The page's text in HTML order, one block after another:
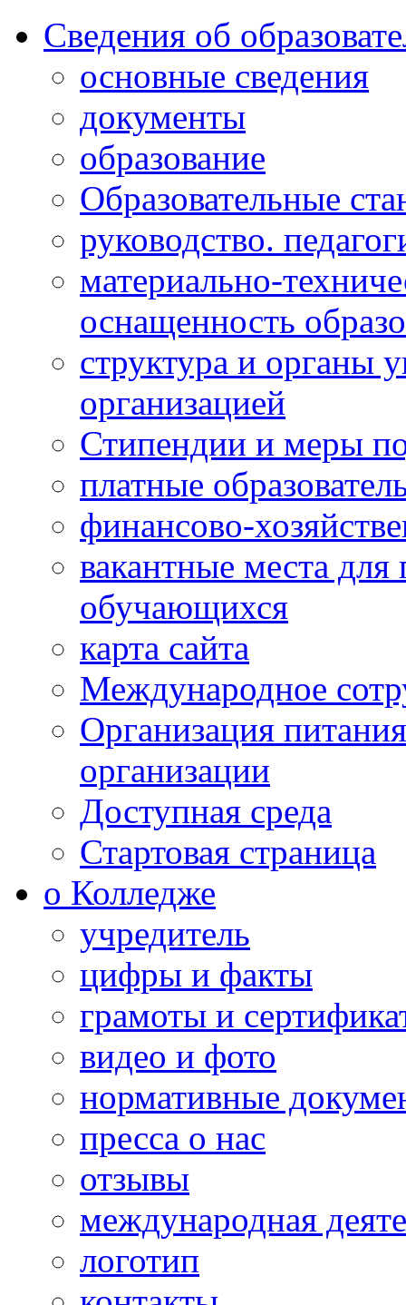
Сведения об
основные сведения
документы
образование
Образовательные
руководство.
материально-
оснащенность
структура и органы
организацией
Стипендии и меры
платные
финансово-
вакантные места
обучающихся
карта сайта
Международное
Организация
организации
Доступная среда
Стартовая страница
о Колледже
учредитель
цифры и факты
грамоты и
видео и фото
нормативные
пресса о нас
отзывы
международная
логотип